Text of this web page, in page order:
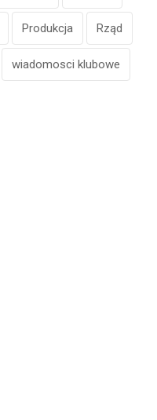
Produkcja Rząd
wiadomosci klubowe